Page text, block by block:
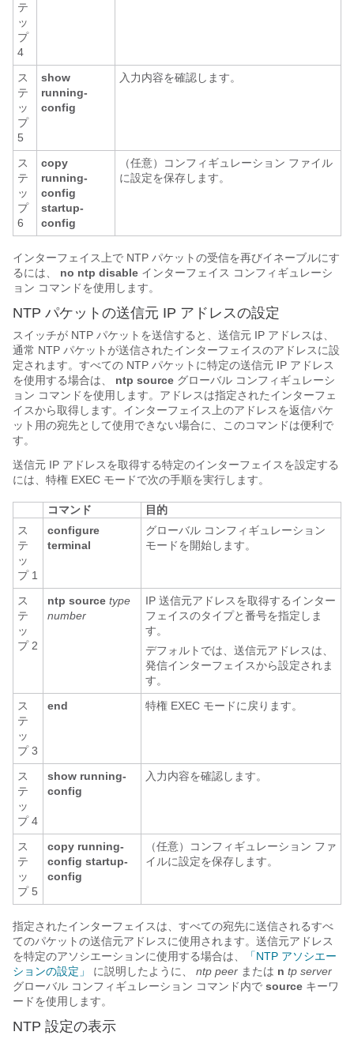
テ
ッ
プ
4
ス
テ
ッ
プ
5
show
running-
config
入力内容を確認します。
ス
テ
ッ
プ
6
copy
running-
config
startup-
config
（任意）コンフィギュレーション ファイル
に設定を保存します。
インターフェイス上で NTP パケットの受信を再びイネーブルにす
るには、
no ntp disable インターフェイス コンフィギュレーシ
ョン コマンドを使用します。
NTP パケットの送信元 IP アドレスの設定
スイッチが NTP パケットを送信すると、送信元 IP アドレスは、
通常 NTP パケットが送信されたインターフェイスのアドレスに設
定されます。すべての NTP パケットに特定の送信元 IP アドレス
を使用する場合は、
ntp source グローバル コンフィギュレーシ
ョン コマンドを使用します。アドレスは指定されたインターフェ
イスから取得します。インターフェイス上のアドレスを返信パケ
ット用の宛先として使用できない場合に、このコマンドは便利で
す。
送信元 IP アドレスを取得する特定のインターフェイスを設定する
には、特権 EXEC モードで次の手順を実行します。
コマンド
目的
ス
テ
ッ
プ 1
configure
terminal
グローバル コンフィギュレーション
モードを開始します。
ス
テ
ッ
プ 2
ntp source type
number
IP 送信元アドレスを取得するインター
フェイスのタイプと番号を指定しま
す。
デフォルトでは、送信元アドレスは、
発信インターフェイスから設定されま
す。
ス
テ
ッ
プ 3
end 特権 EXEC モードに戻ります。
ス
テ
ッ
プ 4
show running-
config
入力内容を確認します。
ス
テ
ッ
プ 5
copy running-
config startup-
config
（任意）コンフィギュレーション ファ
イルに設定を保存します。
指定されたインターフェイスは、すべての宛先に送信されるすべ
てのパケットの送信元アドレスに使用されます。送信元アドレス
を特定のアソシエーションに使用する場合は、
「NTP アソシエー
ションの設定」
に説明したように、 ntp peer または n tp server
グローバル コンフィギュレーション コマンド内で source キーワ
ードを使用します。
NTP 設定の表示